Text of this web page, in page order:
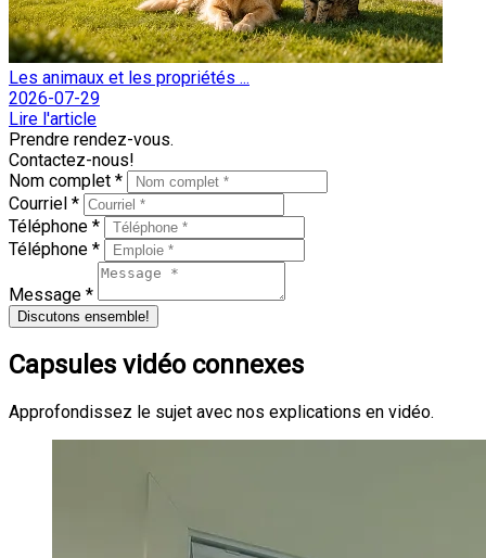
Les animaux et les propriétés ...
2026-07-29
Lire l'article
Prendre rendez-vous.
Contactez-nous!
Nom complet *
Courriel *
Téléphone *
Téléphone *
Message *
Discutons ensemble!
Capsules vidéo connexes
Approfondissez le sujet avec nos explications en vidéo.